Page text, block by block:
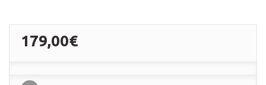
179,00€